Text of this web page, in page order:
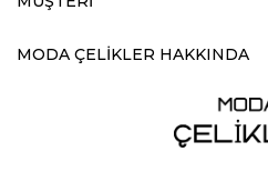
MODA ÇELİKLER HAKKINDA